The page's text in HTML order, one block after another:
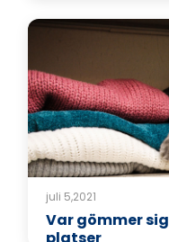
juli 5,2021
Var gömmer